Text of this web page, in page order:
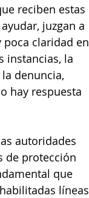
reciben estas
juzgan a
claridad en
instancias, la
denuncia,
hay respuesta
autoridades
de protección
que
líneas